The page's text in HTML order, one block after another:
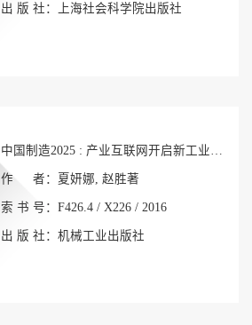
出 版 社：上海社会科学院出版社
作 者：夏妍娜, 赵胜著
索 书 号：F426.4 / X226 / 2016
出 版 社：机械工业出版社